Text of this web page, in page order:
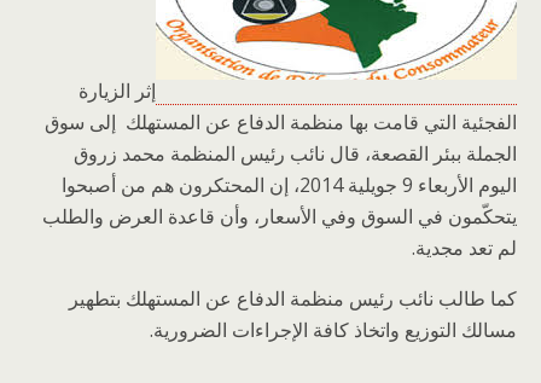
إثر الزيارة
الفجئية التي قامت بها منظمة الدفاع عن المستهلك إلى سوق
الجملة ببئر القصعة، قال نائب رئيس المنظمة محمد زروق
اليوم الأربعاء 9 جويلية 2014، إن المحتكرون هم من أصبحوا
يتحكّمون في السوق وفي الأسعار، وأن قاعدة العرض والطلب
لم تعد مجدية.
كما طالب نائب رئيس منظمة الدفاع عن المستهلك بتطهير
مسالك التوزيع واتخاذ كافة الإجراءات الضرورية.